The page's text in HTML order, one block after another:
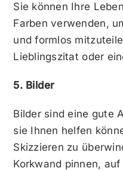
Sie können Ihre
Farben verwenden,
und formlos
Lieblingszitat oder
5. Bilder
Bilder sind eine gute
sie Ihnen helfen
Skizzieren zu
Korkwand pinnen,